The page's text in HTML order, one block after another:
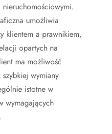
umożliwia
klientem a prawnikiem,
opartych na
ma możliwość
wymiany
istotne w
wymagających